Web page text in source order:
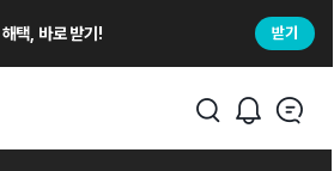
택, 바로 받기! 받기